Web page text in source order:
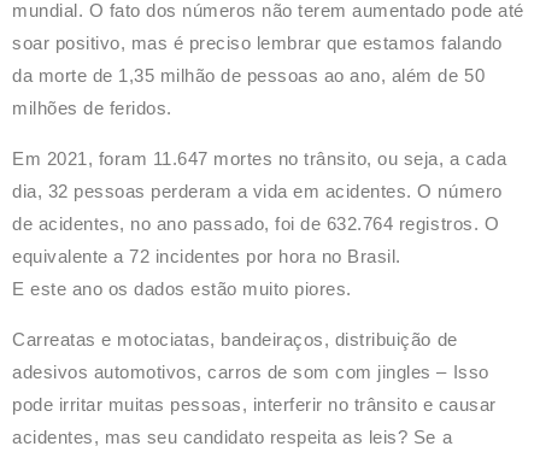
mundial. O fato dos números não terem aumentado pode até
soar positivo, mas é preciso lembrar que estamos falando
da morte de 1,35 milhão de pessoas ao ano, além de 50
milhões de feridos.
Em 2021, foram 11.647 mortes no trânsito, ou seja, a cada
dia, 32 pessoas perderam a vida em acidentes. O número
de acidentes, no ano passado, foi de 632.764 registros. O
equivalente a 72 incidentes por hora no Brasil.
E este ano os dados estão muito piores.
Carreatas e motociatas, bandeiraços, distribuição de
adesivos automotivos, carros de som com jingles – Isso
pode irritar muitas pessoas, interferir no trânsito e causar
acidentes, mas seu candidato respeita as leis? Se a